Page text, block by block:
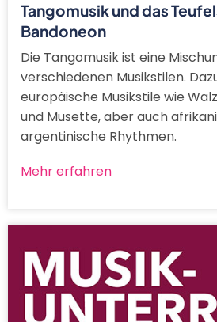
Tangomusik und das
Bandoneon
Die Tangomusik ist eine
verschiedenen Musikstilen.
europäische Musikstile wie
und Musette, aber auch
argentinische Rhythmen.
Mehr erfahren